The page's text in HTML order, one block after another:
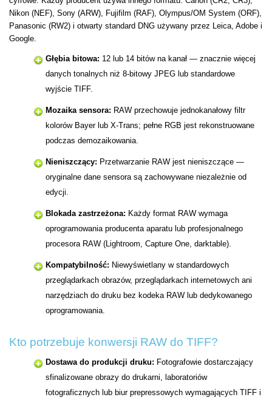
Nikon (NEF), Sony (ARW), Fujifilm (RAF), Olympus/OM System (ORF),
Panasonic (RW2) i otwarty standard DNG używany przez Leica, Adobe i
Google.
Głębia bitowa: 12 lub 14 bitów na kanał — znacznie więcej
danych tonalnych niż 8-bitowy JPEG lub standardowe
wyjście TIFF.
Mozaika sensora: RAW przechowuje jednokanałowy filtr
kolorów Bayer lub X-Trans; pełne RGB jest rekonstruowane
podczas demozaikowania.
Nieniszczący: Przetwarzanie RAW jest nieniszczące —
oryginalne dane sensora są zachowywane niezależnie od
edycji.
Blokada zastrzeżona: Każdy format RAW wymaga
oprogramowania producenta aparatu lub profesjonalnego
procesora RAW (Lightroom, Capture One, darktable).
Kompatybilność: Niewyświetlany w standardowych
przeglądarkach obrazów, przeglądarkach internetowych ani
narzędziach do druku bez kodeka RAW lub dedykowanego
oprogramowania.
Kto potrzebuje konwersji RAW do TIFF?
Dostawa do produkcji druku: Fotografowie dostarczający
sfinalizowane obrazy do drukarni, laboratoriów
fotograficznych lub biur prepressowych wymagających TIFF i